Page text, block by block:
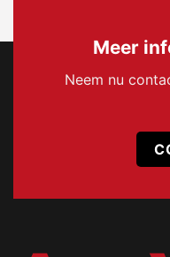
Meer
Neem nu